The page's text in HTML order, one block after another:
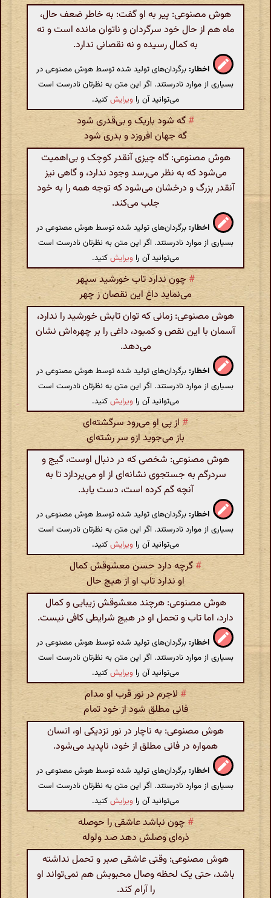
هوش مصنوعی: پیر به او گفت: به خاطر ضعف حال،
ماه هم از حال خود سرگردان و ناتوان مانده است و نه
به کمال رسیده و نه نقصانی ندارد.
اخطار: برگردان‌های تولید شده توسط هوش مصنوعی در
بسیاری از موارد نادرستند. اگر این متن به نظرتان نادرست است
می‌توانید آن را ویرایشکنید.
# گه شود باریک و بی‌قدری شود
گه جهان افروزد و بدری شود
هوش مصنوعی: گاه چیزی آنقدر کوچک و بی‌اهمیت
می‌شود که به نظر می‌رسد وجود ندارد، و گاهی نیز
آنقدر بزرگ و درخشان می‌شود که توجه همه را به خود
جلب می‌کند.
اخطار: برگردان‌های تولید شده توسط هوش مصنوعی در
بسیاری از موارد نادرستند. اگر این متن به نظرتان نادرست است
می‌توانید آن را ویرایشکنید.
# چون ندارد تاب خورشید سپهر
می‌نماید داغ این نقصان ز چهر
هوش مصنوعی: زمانی که توان تابش خورشید را ندارد،
آسمان با این نقص و کمبود، داغی را بر چهره‌اش نشان
می‌دهد.
اخطار: برگردان‌های تولید شده توسط هوش مصنوعی در
بسیاری از موارد نادرستند. اگر این متن به نظرتان نادرست است
می‌توانید آن را ویرایشکنید.
#از پی او می‌رود سرگشته‌ای
باز می‌جوید ازو سر رشته‌ای
هوش مصنوعی: شخصی که در دنبال اوست، گیج و
سردرگم به جستجوی نشانه‌ای از او می‌پردازد تا به
آنچه گم کرده است، دست یابد.
اخطار: برگردان‌های تولید شده توسط هوش مصنوعی در
بسیاری از موارد نادرستند. اگر این متن به نظرتان نادرست است
می‌توانید آن را ویرایشکنید.
# گرچه دارد حسن معشوقش کمال
او ندارد تاب او از هیچ حال
هوش مصنوعی: هرچند معشوقش زیبایی و کمال
دارد، اما تاب و تحمل او در هیچ شرایطی کافی نیست.
اخطار: برگردان‌های تولید شده توسط هوش مصنوعی در
بسیاری از موارد نادرستند. اگر این متن به نظرتان نادرست است
می‌توانید آن را ویرایشکنید.
# لاجرم در نور قرب او مدام
فانی مطلق شود از خود تمام
هوش مصنوعی: به ناچار در نور نزدیکی او، انسان
همواره در فانی مطلق از خود، ناپدید می‌شود.
اخطار: برگردان‌های تولید شده توسط هوش مصنوعی در
بسیاری از موارد نادرستند. اگر این متن به نظرتان نادرست است
می‌توانید آن را ویرایشکنید.
# چون نباشد عاشقی را حوصله
ذره‌ای وصلش دهد صد ولوله
هوش مصنوعی: وقتی عاشقی صبر و تحمل نداشته
باشد، حتی یک لحظه وصال محبوبش هم نمی‌تواند او
را آرام کند.